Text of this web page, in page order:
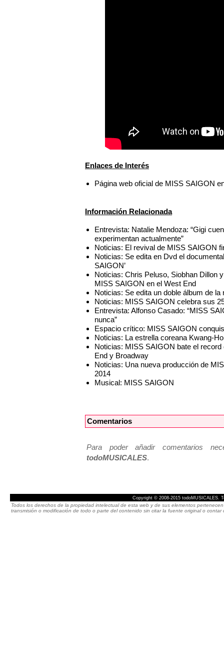
Enlaces de Interés
Página web oficial de MISS SAIGON
Información Relacionada
Entrevista: Natalie Mendoza: “Gigi
experimentan actualmente”
Noticias: El revival de MISS SAIGON
Noticias: Se edita en Dvd el
SAIGON’
Noticias: Chris Peluso, Siobhan Dillon
MISS SAIGON en el West End
Noticias: Se edita un doble álbum de
Noticias: MISS SAIGON celebra sus
Entrevista: Alfonso Casado: “MISS
nunca”
Espacio crítico: MISS SAIGON
Noticias: La estrella coreana Kwang-
Noticias: MISS SAIGON bate el
End y Broadway
Noticias: Una nueva producción de
2014
Musical: MISS SAIGON
Comentarios
Para poder añadir comentarios
todoMUSICALES.
Copyright © 2008-2015 todoMUSICALES.
Todos los derechos de la propiedad intelectual de esta web y de sus elementos
transmisión o modificación de todo o parte del contenido sin citar la fuente original o